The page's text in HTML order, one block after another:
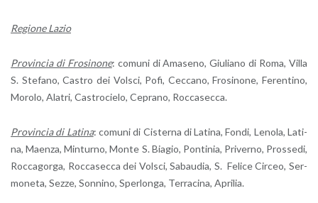
Re­gio­ne Lazio
Pro­vin­cia di Fro­si­no­ne: co­mu­ni di Ama­se­no, Giu­lia­no di Roma, Villa
S. Ste­fa­no, Ca­stro dei Vol­sci, Pofi, Cec­ca­no, Fro­si­no­ne, Fe­ren­ti­no,
Mo­ro­lo, Ala­tri, Ca­stro­cie­lo, Ce­pra­no, Roc­ca­sec­ca.
Pro­vin­cia di La­ti­na: co­mu­ni di Ci­ster­na di La­ti­na, Fondi, Le­no­la, La­ti­
na, Maen­za, Min­tur­no, Monte S. Bia­gio, Pon­ti­nia, Pri­ver­no, Pros­se­di,
Roc­ca­gor­ga, Roc­ca­sec­ca dei Vol­sci, Sa­bau­dia, S. Fe­li­ce Cir­ceo, Ser­
mo­ne­ta, Sezze, Son­ni­no, Sper­lon­ga, Ter­ra­ci­na, Apri­lia.